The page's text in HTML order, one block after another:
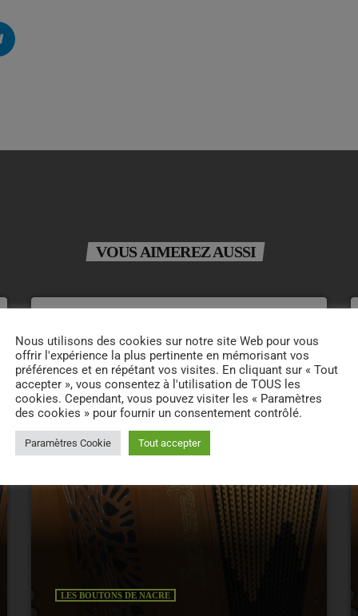
VOUS AIMEREZ AUSSI
insert_link
LES BOUTONS DE NACRE
Nous utilisons des cookies sur notre site Web pour vous
offrir l'expérience la plus pertinente en mémorisant vos
préférences et en répétant vos visites. En cliquant sur « Tout
accepter », vous consentez à l'utilisation de TOUS les
cookies. Cependant, vous pouvez visiter les « Paramètres
des cookies » pour fournir un consentement contrôlé.
Paramètres Cookie Tout accepter